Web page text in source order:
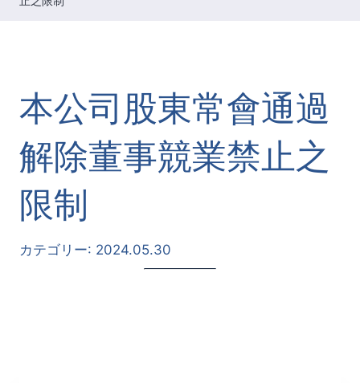
本公司股東常會通過
解除董事競業禁止之
限制
カテゴリー: 2024.05.30